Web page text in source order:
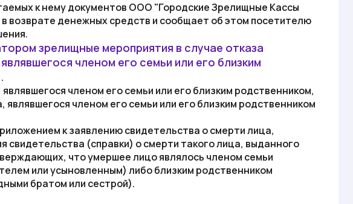
к нему документов ООО "Городские Зрелищные Кассы
возврате денежных средств и сообщает об этом посетителю
зрелищные мероприятия в случае отказа
членом его семьи или его близким
членом его семьи или его близким родственником,
членом его семьи или его близким родственником
к заявлению свидетельства о смерти лица,
свидетельства (справки) о смерти такого лица, выданного
что умершее лицо являлось членом семьи
или усыновленным) либо близким родственником
братом или сестрой).